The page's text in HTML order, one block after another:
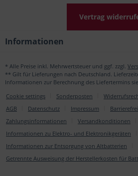
Vertrag
Informationen
* Alle Preise inkl. Mehrwertsteuer und ggf. zzgl.
** Gilt für Lieferungen nach Deutschland.
Informationen zur Berechnung des Liefertermins
Cookie settings
Sonderposten
AGB
Datenschutz Impressum
Zahlungsinformationen
Versandkonditionen
Informationen zu Elektro- und Elektronikgeräten
Informationen zur Entsorgung von Altbatterien
Getrennte Ausweisung der Herstellerkosten für